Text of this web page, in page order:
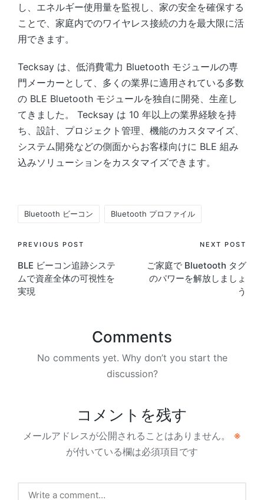
し、エネルギー使用量を監視し、家の安全を確保する
ことで、家庭内でのワイヤレス接続の力を最大限に活
用できます。
Tecksay は、低消費電力 Bluetooth モジュールの専
門メーカーとして、多くの業界に適用されている多数
の BLE Bluetooth モジュールを独自に開発、生産し
てきました。 Tecksay は 10 年以上の業界経験を持
ち、設計、プロジェクト管理、機能のカスタマイズ、
システム開発などの側面からお客様向けに BLE 組み
込みソリューションをカスタマイズできます。
Bluetooth ビーコン Bluetooth プロファイル
Post
navigation
PREVIOUS POST
BLE ビーコン追跡システ
ムで資産全体の可視性を
実現
NEXT POST
ご家庭で Bluetooth タグ
のパワーを解放しましょ
う
Comments
No comments yet. Why don’t you start the
discussion?
コメントを残す
メールアドレスが公開されることはありません。
※
が付いている欄は必須項目です